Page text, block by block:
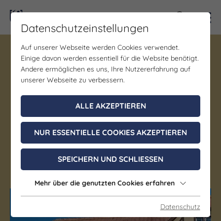
Gastgeber | Gastronomie
Hotel & Restaurant "Zur
Kanone"
Tautenhain
Deutsche Küche | Kuchen | Regionale Küche |
Thüringer Küche | Internationale Küche |
Mittagstisch / Tageskarte | Saisonale Gerichte |
Abendessen | Frühstücksbufett | Eis
Datenschutzeinstellungen
Auf unserer Webseite werden Cookies verwendet.
Einige davon werden essentiell für die Website benötigt.
Andere ermöglichen es uns, Ihre Nutzererfahrung auf
unserer Webseite zu verbessern.
ALLE AKZEPTIEREN
NUR ESSENTIELLE COOKIES AKZEPTIEREN
SPEICHERN UND SCHLIESSEN
Mehr über die genutzten Cookies erfahren
Datenschutz